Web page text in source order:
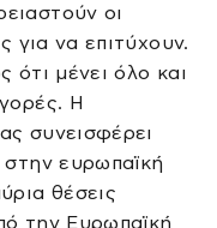
οι
για να επιτύχουν.
ότι μένει όλο και
Η
συνεισφέρει
ευρωπαϊκή
θέσεις
την Ευρωπαϊκή